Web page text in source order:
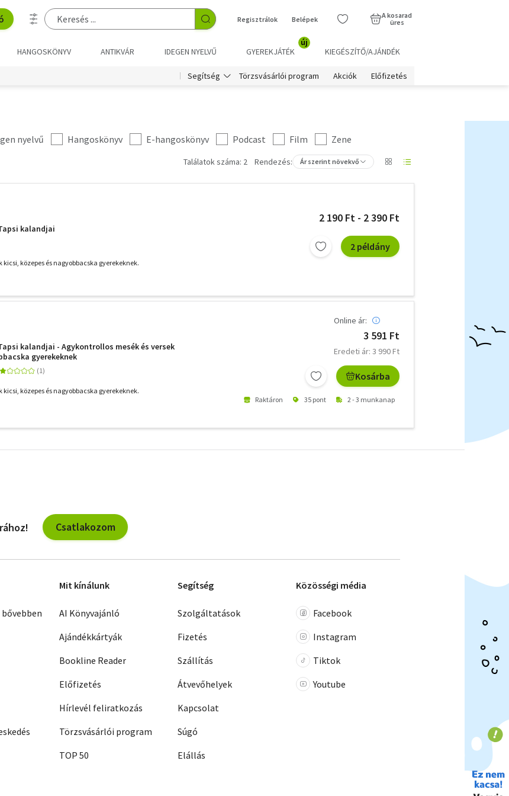
Regisztrálok Belépek
A kosarad
üres
HANGOSKÖNYV ANTIKVÁR IDEGEN NYELVŰ GYEREKJÁTÉK
új
KIEGÉSZÍTŐ/AJÁNDÉK
Segítség Törzsvásárlói program Akciók Előfizetés
nyelvű Hangoskönyv E-hangoskönyv Podcast Film
Zene
Találatok száma: 2 Rendezés: Ár szerint növekvő
kalandjai
kicsi, közepes és nagyobbacska gyerekeknek.
2 190 Ft - 2 390 Ft
2 példány
kalandjai - Agykontrollos mesék és versek
gyerekeknek
kicsi, közepes és nagyobbacska gyerekeknek.
Online ár:
3 591 Ft
Eredeti ár: 3 990 Ft
Kosárba
Raktáron 35 pont 2 - 3 munkanap
szűrők
Csatlakozom
Mit kínálunk
AI Könyvajánló
Ajándékkártyák
Bookline Reader
Előfizetés
Hírlevél feliratkozás
Törzsvásárlói program
TOP 50
Segítség
Szolgáltatások
Fizetés
Szállítás
Átvevőhelyek
Kapcsolat
Súgó
Elállás
Közösségi média
Facebook
Instagram
Tiktok
Youtube